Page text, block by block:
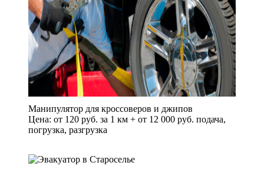
Манипулятор для кроссоверов и джипов
Цена: от 120 руб. за 1 км + от 12 000 руб. подача,
погрузка, разгрузка